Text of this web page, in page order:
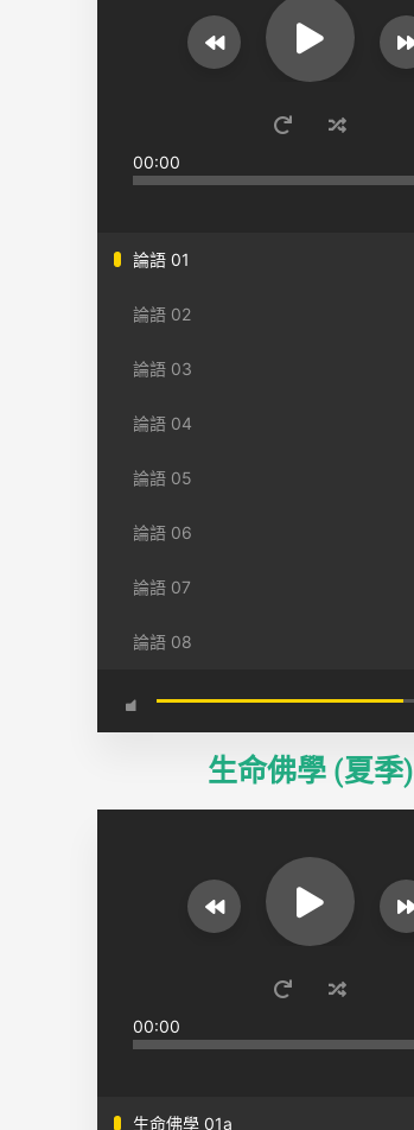
00:00
論語 01
論語 02
論語 03
論語 04
論語 05
論語 06
論語 07
論語 08
生命佛學 (夏季)
00:00
生命佛學 01a